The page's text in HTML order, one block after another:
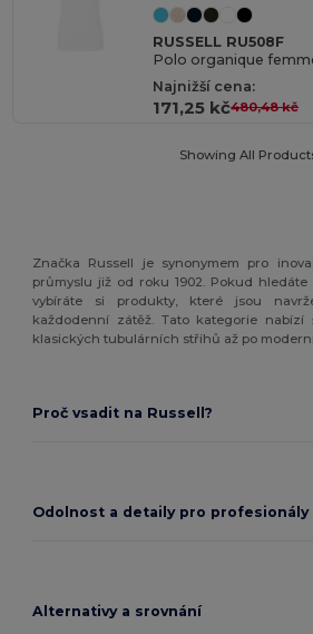
RUSSELL RU508F
Polo organique
Najnižší cena:
171,25 kč480,48 kč
Showing All
Značka Russell je synonymem pro
průmyslu již od roku 1902. Pokud hledáte
vybíráte si produkty, které jsou
každodenní zátěž. Tato kategorie
klasických tubulárních střihů až po
Proč vsadit na Russell?
Odolnost a detaily pro profesionály
Alternativy a srovnání